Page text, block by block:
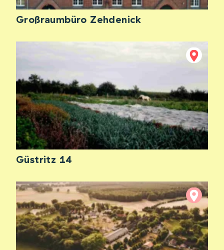
Großraumbüro Zehdenick
Güstritz 14